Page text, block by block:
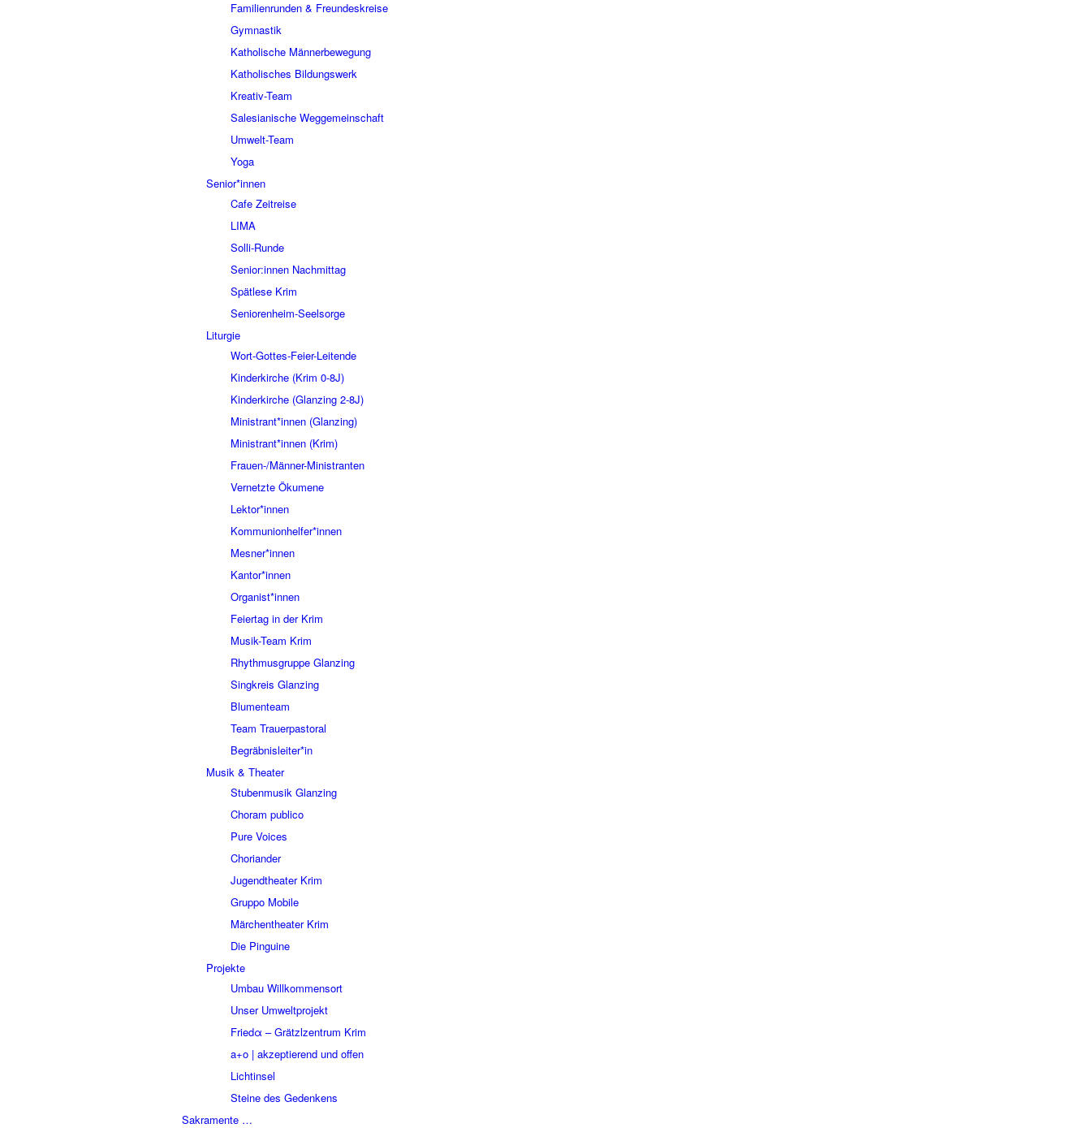
Familienrunden & Freundeskreise
Gymnastik
Katholische Männerbewegung
Katholisches Bildungswerk
Kreativ-Team
Salesianische Weggemeinschaft
Umwelt-Team
Yoga
Senior*innen
Cafe Zeitreise
LIMA
Solli-Runde
Senior:innen Nachmittag
Spätlese Krim
Seniorenheim-Seelsorge
Liturgie
Wort-Gottes-Feier-Leitende
Kinderkirche (Krim 0-8J)
Kinderkirche (Glanzing 2-8J)
Ministrant*innen (Glanzing)
Ministrant*innen (Krim)
Frauen-/Männer-Ministranten
Vernetzte Ökumene
Lektor*innen
Kommunionhelfer*innen
Mesner*innen
Kantor*innen
Organist*innen
Feiertag in der Krim
Musik-Team Krim
Rhythmusgruppe Glanzing
Singkreis Glanzing
Blumenteam
Team Trauerpastoral
Begräbnisleiter*in
Musik & Theater
Stubenmusik Glanzing
Choram publico
Pure Voices
Choriander
Jugendtheater Krim
Gruppo Mobile
Märchentheater Krim
Die Pinguine
Projekte
Umbau Willkommensort
Unser Umweltprojekt
Friedα – Grätzlzentrum Krim
a+o | akzeptierend und offen
Lichtinsel
Steine des Gedenkens
Sakramente …